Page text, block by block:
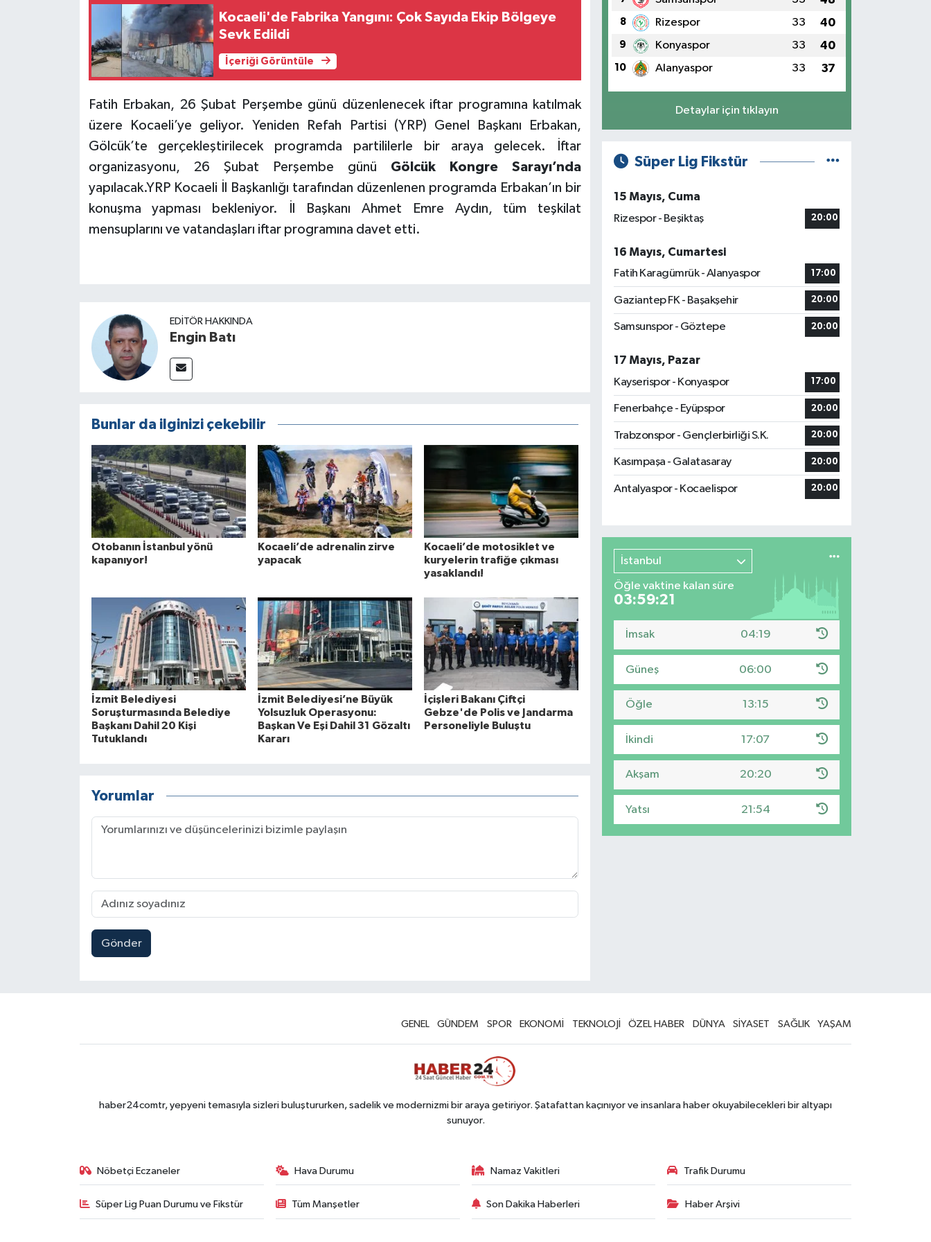
Kocaeli'de Fabrika Yangını: Çok Sayıda Ekip Bölgeye
Sevk Edildi
İçeriği Görüntüle
Fatih Erbakan, 26 Şubat Perşembe günü düzenlenecek iftar programına katılmak
üzere Kocaeli’ye geliyor. Yeniden Refah Partisi (YRP) Genel Başkanı Erbakan,
Gölcük’te gerçekleştirilecek programda partililerle bir araya gelecek. İftar
organizasyonu, 26 Şubat Perşembe günü Gölcük Kongre Sarayı’nda
yapılacak.YRP Kocaeli İl Başkanlığı tarafından düzenlenen programda Erbakan’ın bir
konuşma yapması bekleniyor. İl Başkanı Ahmet Emre Aydın, tüm teşkilat
mensuplarını ve vatandaşları iftar programına davet etti.
EDITÖR HAKKINDA
Engin Batı
Bunlar da ilginizi çekebilir
Otobanın İstanbul yönü
kapanıyor!
Kocaeli’de adrenalin zirve
yapacak
Kocaeli’de motosiklet ve
kuryelerin trafiğe çıkması
yasaklandı!
İzmit Belediyesi
Soruşturmasında Belediye
Başkanı Dahil 20 Kişi
Tutuklandı
İzmit Belediyesi’ne Büyük
Yolsuzluk Operasyonu:
Başkan Ve Eşi Dahil 31 Gözaltı
Kararı
İçişleri Bakanı Çiftçi
Gebze'de Polis ve Jandarma
Personeliyle Buluştu
Yorumlar
Gönder
8 Rizespor 33 40
9 Konyaspor 33 40
10 Alanyaspor 33 37
Detaylar için tıklayın
Süper Lig Fikstür
15 Mayıs, Cuma
Rizespor - Beşiktaş
20:00
16 Mayıs, Cumartesi
Fatih Karagümrük - Alanyaspor
17:00
Gaziantep FK - Başakşehir 20:00
Samsunspor - Göztepe 20:00
17 Mayıs, Pazar
Kayserispor - Konyaspor
17:00
Fenerbahçe - Eyüpspor 20:00
Trabzonspor - Gençlerbirliği S.K. 20:00
Kasımpaşa - Galatasaray 20:00
Antalyaspor - Kocaelispor 20:00
İstanbul
Öğle vaktine kalan süre
03:59:20
İmsak 04:19
Güneş 06:00
Öğle 13:15
İkindi 17:07
Akşam 20:20
Yatsı 21:54
GENEL GÜNDEM SPOR EKONOMİ TEKNOLOJİ ÖZEL HABER DÜNYA SİYASET SAĞLIK YAŞAM
haber24comtr, yepyeni temasıyla sizleri buluştururken, sadelik ve modernizmi bir araya getiriyor. Şatafattan kaçınıyor ve insanlara haber okuyabilecekleri bir altyapı
sunuyor.
Nöbetçi Eczaneler Hava Durumu Namaz Vakitleri Trafik Durumu
Süper Lig Puan Durumu ve Fikstür Tüm Manşetler Son Dakika Haberleri Haber Arşivi